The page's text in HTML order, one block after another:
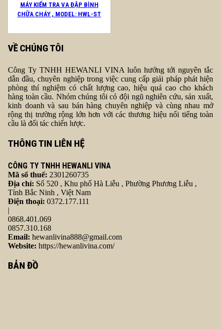
MÁY KIỂM TRA VA ĐẬP BÌNH
CHỮA CHÁY , MODEL: HWL-ST
VỀ CHÚNG TÔI
Công Ty TNHH HEWANLI VINA luôn hướng tới nguyên tắc
dẫn đầu, chuyên nghiệp trong việc cung cấp giải pháp phát hiện
phòng thí nghiệm có chất lượng cao, hiệu quả cao cho khách
hàng toàn cầu. Nhóm chúng tôi có đội ngũ nghiên cứu, sản xuất,
kinh doanh và sau bán hàng chuyên nghiệp và cùng nhau mở
rộng thị trường rộng lớn hơn với các thương hiệu nổi tiếng toàn
cầu là đối tác chiến lược.
THÔNG TIN LIÊN HỆ
CÔNG TY TNHH HEWANLI VINA
Mã số thuế: 2301260735
Địa chỉ: Số 520 , Khu phố Hà Liễu , Phường Phương Liễu ,
Tỉnh Bắc Ninh , Việt Nam
Điện thoại: 0372.177.111
|
0868.401.069
0857.310.168
Email: hewanlivina888@gmail.com
Website: https://hewanlivina.com/
BẢN ĐỒ